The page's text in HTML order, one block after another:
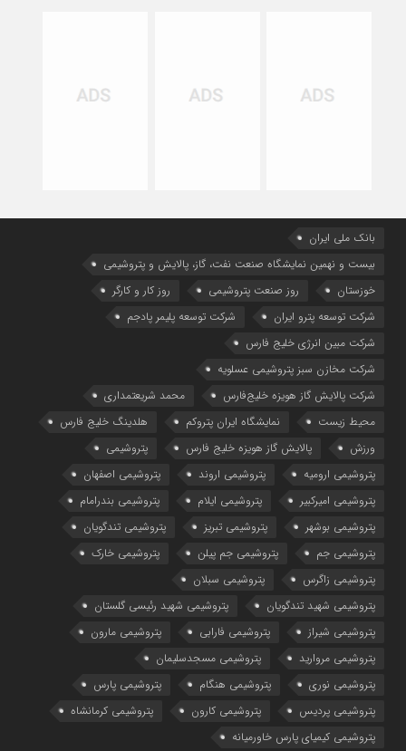
بانک ملی ایران
بیست و نهمین نمایشگاه صنعت نفت، گاز، پالایش و پتروشیمی
خوزستان
روز صنعت پتروشیمی
روز کار و کارگر
شركت توسعه پترو ایران
شرکت توسعه پلیمر پادجم
شرکت مبین انرژی خلیج فارس
شرکت مخازن سبز پتروشیمی عسلویه
شرکت پالایش گاز هویزه خلیج‌فارس
محمد شریعتمداری
محیط زیست
نمایشگاه ایران پتروکم
هلدینگ خلیج فارس
ورزش
پالایش گاز هویزه خلیج فارس
پتروشیمی
پتروشیمی ارومیه
پتروشیمی اروند
پتروشیمی اصفهان
پتروشیمی امیرکبیر
پتروشیمی ایلام
پتروشیمی بندرامام
پتروشیمی بوشهر
پتروشیمی تبریز
پتروشیمی تندگویان
پتروشیمی جم
پتروشیمی جم پیلن
پتروشیمی خارک
پتروشیمی زاگرس
پتروشیمی سبلان
پتروشیمی شهید تندگویان
پتروشیمی شهید رئیسی گلستان
پتروشیمی شیراز
پتروشیمی فارابی
پتروشیمی مارون
پتروشیمی مروارید
پتروشیمی مسجدسلیمان
پتروشیمی نوری
پتروشیمی هنگام
پتروشیمی پارس
پتروشیمی پردیس
پتروشیمی کارون
پتروشیمی کرمانشاه
پتروشیمی کیمیای پارس خاورمیانه